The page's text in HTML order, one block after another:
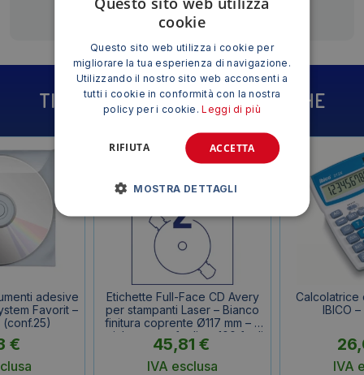
TI POTREBBE INTERESSARE ANCHE
adesive
Favorit –
(conf.25)
€
Etichette Full-Face CD Avery
per stampanti Laser – Bianco
finitura coprente Ø117 mm – 2
etichette per foglio – 100 fogli
– L7676-100 (conf.200
etichette)
45,81 €
IVA esclusa
Calcolatrice
IBICO
IVA
cookie
Questo sito web utilizza i cookie per
migliorare la tua esperienza di navigazione.
Utilizzando il nostro sito web acconsenti a
tutti i cookie in conformità con la nostra
policy per i cookie.Leggi di più
ACCETTA
RIFIUTA
MOSTRA DETTAGLI